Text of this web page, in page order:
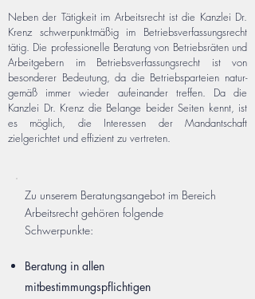
Neben der Tätigkeit im Arbeitsrecht ist die Kanzlei Dr.
Krenz schwerpunktmäßig im Betriebsverfassungsrecht
tätig. Die professionelle Beratung von Betriebsräten und
Arbeitgebern im Betriebsverfassungsrecht ist von
besonderer Bedeutung, da die Betriebsparteien natur-
gemäß immer wieder aufeinander treffen. Da die
Kanzlei Dr. Krenz die Belange beider Seiten kennt, ist
es möglich, die Interessen der Mandantschaft
zielgerichtet und effizient zu vertreten.
Zu unserem Beratungsangebot im Bereich
Arbeitsrecht gehören folgende
Schwerpunkte:
Beratung in allen
mitbestimmungspflichtigen